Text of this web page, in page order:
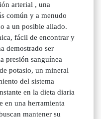
arterial , una
común y a menudo
a un posible aliado.
fácil de encontrar y
demostrado ser
presión sanguínea
potasio, un mineral
del sistema
en la dieta diaria
en una herramienta
mantener su